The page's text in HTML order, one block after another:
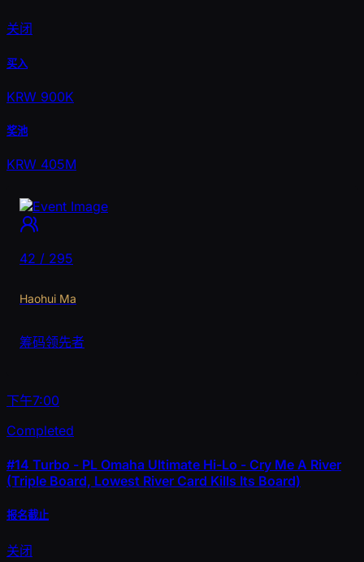
关闭
买入
KRW 900K
奖池
KRW 405M
42 / 295
Haohui Ma
筹码领先者
下午7:00
Completed
#14 Turbo - PL Omaha Ultimate Hi-Lo - Cry Me A River
(Triple Board, Lowest River Card Kills Its Board)
报名截止
关闭